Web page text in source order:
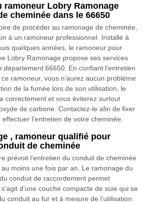
ramoneur Lobry Ramonage
cheminée dans le 66650
de procéder au ramonage de cheminée,
à un ramoneur professionnel. Installé à
quelques années, le ramoneur pour
Lobry Ramonage propose ses services
département 66650. En confiant l’entretien
ramoneur, vous n’aurez aucun problème
de la fumée lors de son utilisation, le
correctement et vous éviterez surtout
de carbone. Contactez-le afin de fixer
l’entretien de votre cheminée.
, ramoneur qualifié pour
de cheminée
prévoit l’entretien du conduit de cheminée
moins une fois par an. Le ramonage du
conduit de raccordement permet
d’une couche compacte de suie qui se
conduit au fur et à mesure de l’utilisation